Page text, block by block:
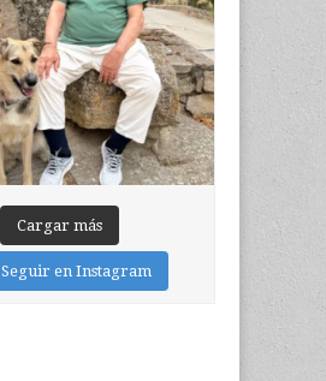
Cargar más
Seguir en Instagram